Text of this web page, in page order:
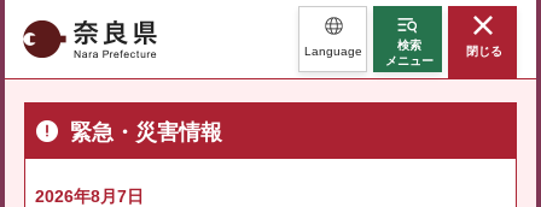
奈良県 Language
検索
メニュー
閉じる
緊急・災害情報
2026年8月7日